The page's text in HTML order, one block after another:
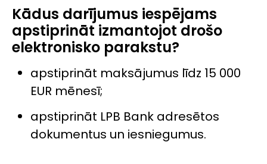
Kādus darījumus iespējams
apstiprināt izmantojot drošo
elektronisko parakstu?
apstiprināt maksājumus līdz 15 000
EUR mēnesī;
apstiprināt LPB Bank adresētos
dokumentus un iesniegumus.